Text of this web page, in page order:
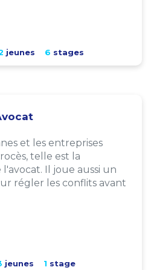
jeunes 6 stages
et les entreprises
telle est la
Il joue aussi un
régler les conflits avant
jeunes 1 stage